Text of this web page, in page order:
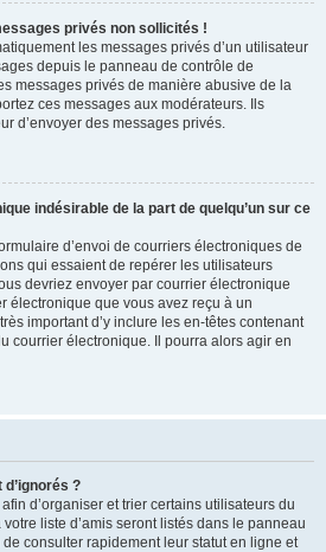
privés non sollicités !
les messages privés d’un utilisateur
depuis le panneau de contrôle de
messages privés de manière abusive de la
ces messages aux modérateurs. Ils
d’envoyer des messages privés.
indésirable de la part de quelqu’un sur ce
d’envoi de courriers électroniques de
qui essaient de repérer les utilisateurs
devriez envoyer par courrier électronique
électronique que vous avez reçu à un
important d’y inclure les en-têtes contenant
courrier électronique. Il pourra alors agir en
?
d’organiser et trier certains utilisateurs du
liste d’amis seront listés dans le panneau
consulter rapidement leur statut en ligne et